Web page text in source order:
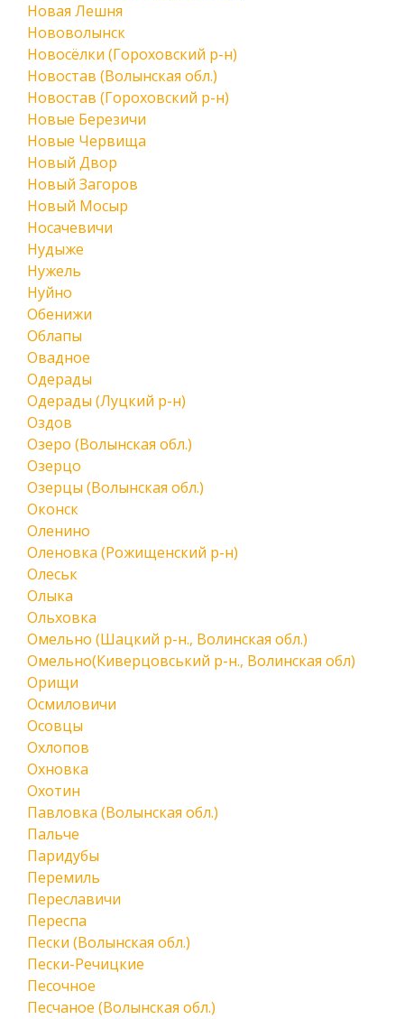
Новая Лешня
Нововолынск
Новосёлки (Гороховский р-н)
Новостав (Волынская обл.)
Новостав (Гороховский р-н)
Новые Березичи
Новые Червища
Новый Двор
Новый Загоров
Новый Мосыр
Носачевичи
Нудыже
Нужель
Нуйно
Обенижи
Облапы
Овадное
Одерады
Одерады (Луцкий р-н)
Оздов
Озеро (Волынская обл.)
Озерцо
Озерцы (Волынская обл.)
Оконск
Оленино
Оленовка (Рожищенский р-н)
Олеськ
Олыка
Ольховка
Омельно (Шацкий р-н., Волинская обл.)
Омельно(Киверцовський р-н., Волинская обл)
Орищи
Осмиловичи
Осовцы
Охлопов
Охновка
Охотин
Павловка (Волынская обл.)
Пальче
Паридубы
Перемиль
Переславичи
Переспа
Пески (Волынская обл.)
Пески-Речицкие
Песочное
Песчаное (Волынская обл.)